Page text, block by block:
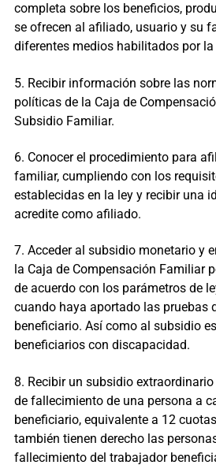
completa sobre los beneficios,
se ofrecen al afiliado, usuario y su
diferentes medios habilitados por la
5. Recibir información sobre las
políticas de la Caja de
Subsidio Familiar.
6. Conocer el procedimiento para
familiar, cumpliendo con los
establecidas en la ley y recibir una
acredite como afiliado.
7. Acceder al subsidio monetario y
la Caja de Compensación Familiar
de acuerdo con los parámetros de
cuando haya aportado las pruebas
beneficiario. Así como al subsidio
beneficiarios con discapacidad.
8. Recibir un subsidio
de fallecimiento de una persona a
beneficiario, equivalente a 12
también tienen derecho las
fallecimiento del trabajador